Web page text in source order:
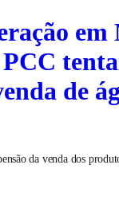
em
de
da venda dos